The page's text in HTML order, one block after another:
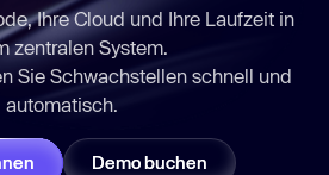
Ihre Cloud und Ihre Laufzeit in
zentralen System.
Sie Schwachstellen schnell und
automatisch.
Demo buchen